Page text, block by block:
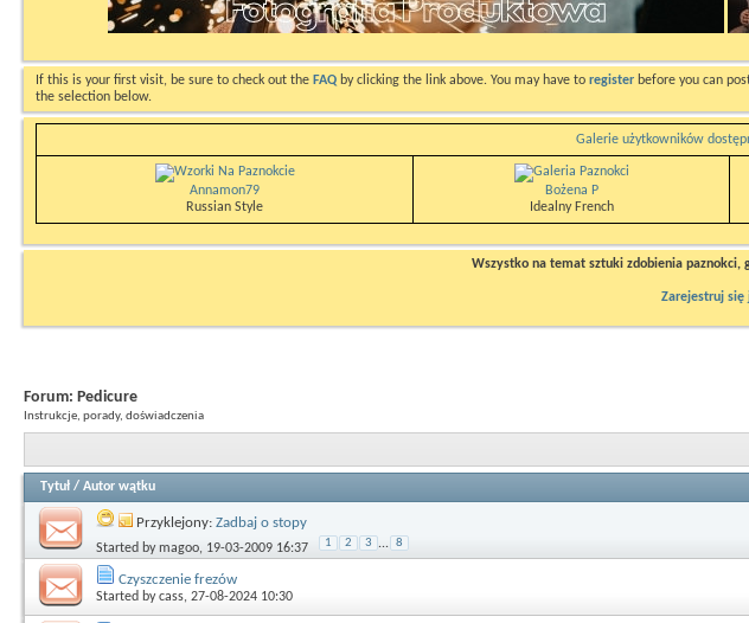
If this is your first visit, be sure to check out the FAQ by clicking the link above. You may have to register before you can
the selection below.
Galerie użytkowników
Annamon79
Russian Style
Bożena P
Idealny French
Wszystko na temat sztuki zdobienia paznokci,
Zarejestruj się
Forum: Pedicure
Instrukcje, porady, doświadczenia
Tytuł / Autor wątku
Przyklejony: Zadbaj o stopy
Started bymagoo, 19-03-2009 16:37 1 2 3 ... 8
Czyszczenie frezów
Started bycass, 27-08-2024 10:30